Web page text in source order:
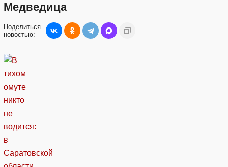
Медведица
Поделиться
новостью: